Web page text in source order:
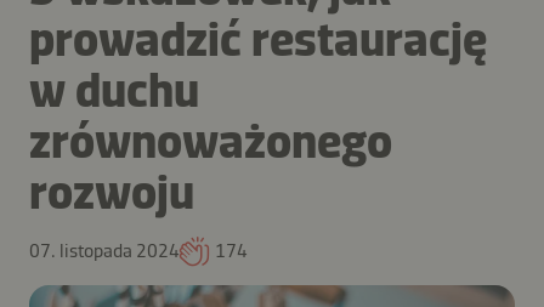
prowadzić restaurację
w duchu
zrównoważonego
rozwoju
07. listopada 2024 174